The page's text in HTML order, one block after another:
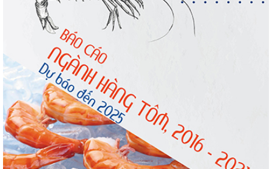
Trung Quốc tăng mạnh nhập khẩu mực,
trong khi nguồn cung...
Điểm tin thủy sản thế giới ngày 3/8/2026